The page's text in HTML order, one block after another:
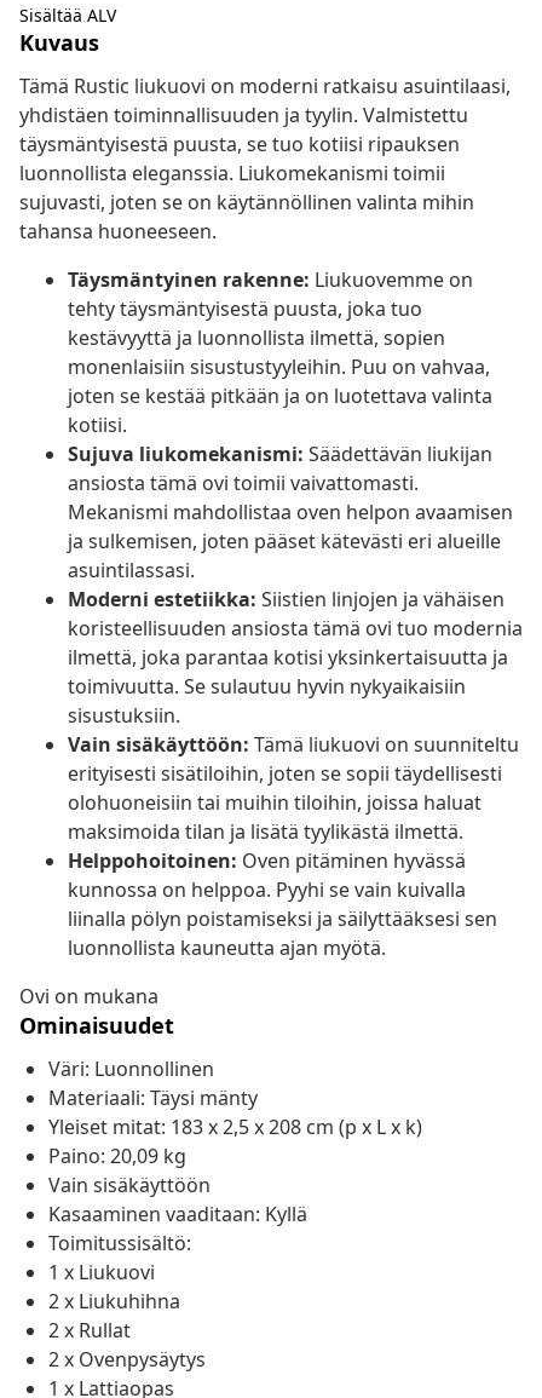
Sisältää ALV
Kuvaus
Tämä Rustic liukuovi on moderni ratkaisu asuintilaasi,
yhdistäen toiminnallisuuden ja tyylin. Valmistettu
täysmäntyisestä puusta, se tuo kotiisi ripauksen
luonnollista eleganssia. Liukomekanismi toimii
sujuvasti, joten se on käytännöllinen valinta mihin
tahansa huoneeseen.
Täysmäntyinen rakenne: Liukuovemme on
tehty täysmäntyisestä puusta, joka tuo
kestävyyttä ja luonnollista ilmettä, sopien
monenlaisiin sisustustyyleihin. Puu on vahvaa,
joten se kestää pitkään ja on luotettava valinta
kotiisi.
Sujuva liukomekanismi: Säädettävän liukijan
ansiosta tämä ovi toimii vaivattomasti.
Mekanismi mahdollistaa oven helpon avaamisen
ja sulkemisen, joten pääset kätevästi eri alueille
asuintilassasi.
Moderni estetiikka: Siistien linjojen ja vähäisen
koristeellisuuden ansiosta tämä ovi tuo modernia
ilmettä, joka parantaa kotisi yksinkertaisuutta ja
toimivuutta. Se sulautuu hyvin nykyaikaisiin
sisustuksiin.
Vain sisäkäyttöön: Tämä liukuovi on suunniteltu
erityisesti sisätiloihin, joten se sopii täydellisesti
olohuoneisiin tai muihin tiloihin, joissa haluat
maksimoida tilan ja lisätä tyylikästä ilmettä.
Helppohoitoinen: Oven pitäminen hyvässä
kunnossa on helppoa. Pyyhi se vain kuivalla
liinalla pölyn poistamiseksi ja säilyttääksesi sen
luonnollista kauneutta ajan myötä.
Ovi on mukana
Ominaisuudet
Väri: Luonnollinen
Materiaali: Täysi mänty
Yleiset mitat: 183 x 2,5 x 208 cm (p x L x k)
Paino: 20,09 kg
Vain sisäkäyttöön
Kasaaminen vaaditaan: Kyllä
Toimitussisältö:
1 x Liukuovi
2 x Liukuhihna
2 x Rullat
2 x Ovenpysäytys
1 x Lattiaopas